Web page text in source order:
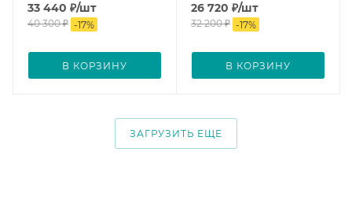
33 440 ₽/шт
40 300₽ -17%
В КОРЗИНУ
26 720 ₽/шт
32 200₽ -17%
В КОРЗИНУ
ЗАГРУЗИТЬ ЕЩЕ